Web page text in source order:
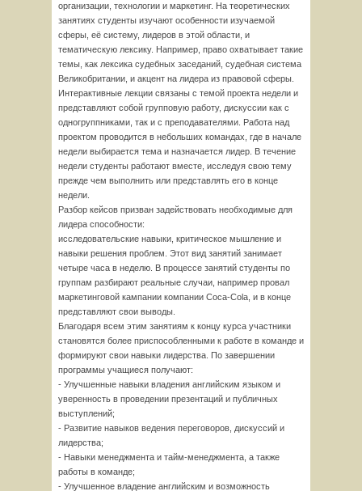
организации, технологии и маркетинг. На теоретических
занятиях студенты изучают особенности изучаемой
сферы, её систему, лидеров в этой области, и
тематическую лексику. Например, право охватывает такие
темы, как лексика судебных заседаний, судебная система
Великобритании, и акцент на лидера из правовой сферы.
Интерактивные лекции связаны с темой проекта недели и
представляют собой групповую работу, дискуссии как с
одногруппниками, так и с преподавателями. Работа над
проектом проводится в небольших командах, где в начале
недели выбирается тема и назначается лидер. В течение
недели студенты работают вместе, исследуя свою тему
прежде чем выполнить или представлять его в конце
недели.
Разбор кейсов призван задействовать необходимые для
лидера способности:
исследовательские навыки, критическое мышление и
навыки решения проблем. Этот вид занятий занимает
четыре часа в неделю. В процессе занятий студенты по
группам разбирают реальные случаи, например провал
маркетинговой кампании компании Coca-Cola, и в конце
представляют свои выводы.
Благодаря всем этим занятиям к концу курса участники
становятся более приспособленными к работе в команде и
формируют свои навыки лидерства. По завершении
программы учащиеся получают:
- Улучшенные навыки владения английским языком и
уверенность в проведении презентаций и публичных
выступлений;
- Развитие навыков ведения переговоров, дискуссий и
лидерства;
- Навыки менеджмента и тайм-менеджмента, а также
работы в команде;
- Улучшенное владение английским и возможность